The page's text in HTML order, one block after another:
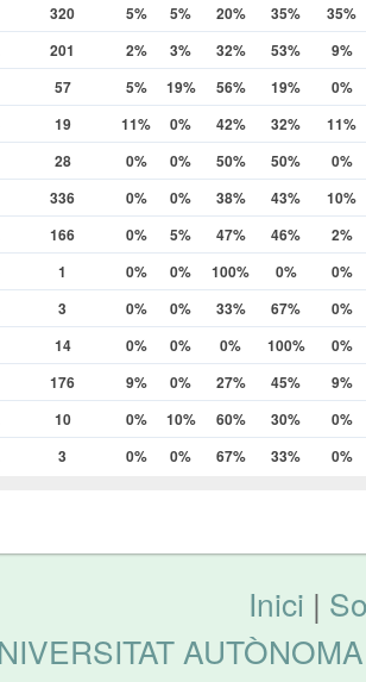
320 5% 5% 20% 35%
35%
201 2% 3% 32% 53%
9%
57 5% 19% 56% 19%
0%
19 11% 0% 42% 32%
11%
28 0% 0% 50% 50%
0%
336 0% 0% 38% 43%
10%
166 0% 5% 47% 46%
2%
1 0% 0% 100% 0%
0%
3 0% 0% 33% 67%
0%
14 0% 0% 0% 100%
0%
176 9% 0% 27% 45%
9%
10 0% 10% 60% 30%
0%
3 0% 0% 67% 33% 0%
Inici |